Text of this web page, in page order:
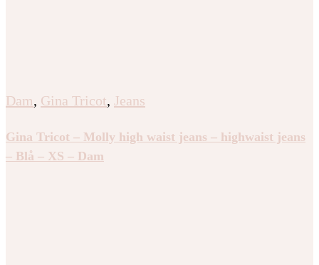
Dam, Gina Tricot, Jeans
Gina Tricot – Molly high waist jeans – highwaist jeans
– Blå – XS – Dam